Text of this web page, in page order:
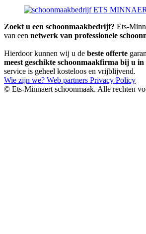
Zoekt u een schoonmaakbedrijf? Ets-
van een netwerk van professionele
Hierdoor kunnen wij u de beste offerte
meest geschikte schoonmaakfirma bij u
service is geheel kosteloos en vrijblijvend.
Wie zijn we? Web partners Privacy Policy
© Ets-Minnaert schoonmaak. Alle rechten